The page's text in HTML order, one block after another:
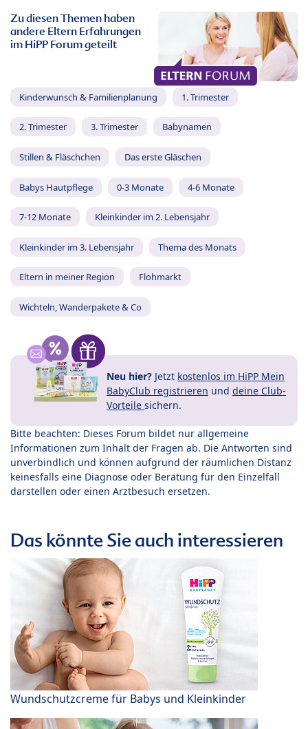
Zu diesen Themen haben
andere Eltern Erfahrungen
im HiPP Forum geteilt
Kinderwunsch & Familienplanung 1. Trimester
2. Trimester 3. Trimester Babynamen
Stillen & Fläschchen Das erste Gläschen
Babys Hautpflege 0-3 Monate 4-6 Monate
7-12 Monate Kleinkinder im 2. Lebensjahr
Kleinkinder im 3. Lebensjahr Thema des Monats
Eltern in meiner Region Flohmarkt
Wichteln, Wanderpakete & Co
Neu hier? Jetzt kostenlos im HiPP Mein
BabyClub registrieren und deine Club-
Vorteile sichern.
Bitte beachten: Dieses Forum bildet nur allgemeine
Informationen zum Inhalt der Fragen ab. Die Antworten sind
unverbindlich und können aufgrund der räumlichen Distanz
keinesfalls eine Diagnose oder Beratung für den Einzelfall
darstellen oder einen Arztbesuch ersetzen.
Das könnte Sie auch interessieren
Wundschutzcreme für Babys und Kleinkinder